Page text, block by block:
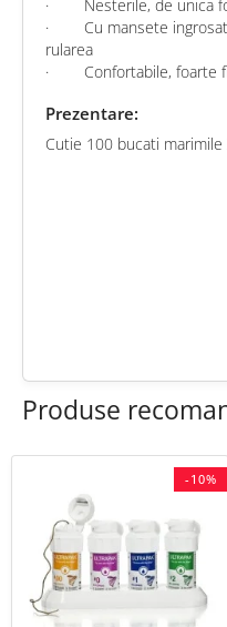
·
Nesterile, de unica
·
Cu mansete
rularea
·
Confortabile, foarte
Prezentare:
Cutie 100 bucati marimile
Produse
-10%